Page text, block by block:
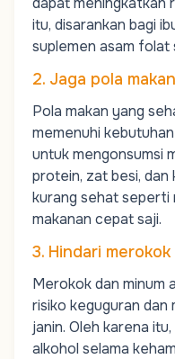
itu, disarankan bagi
suplemen asam folat
2. Jaga pola
Pola makan yang
memenuhi
untuk mengonsumsi
protein, zat besi, dan
kurang sehat seperti
makanan cepat saji.
3. Hindari
Merokok dan minum
risiko keguguran dan
janin. Oleh karena
alkohol selama